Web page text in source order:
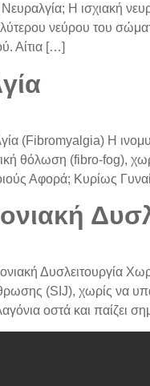
Νευραλγία; Η ισχιακή
νεύρου του
Αίτια […]
(Fibromyalgia) Η
θόλωση (fibro-fog),
Αφορά; Κυρίως
Δυσλειτουργία
(SIJ), χωρίς να
οστά και παίζει